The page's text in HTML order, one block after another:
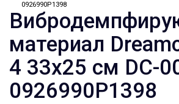
0926990P1398
материал
4 33x25 см DC-
0926990P1398